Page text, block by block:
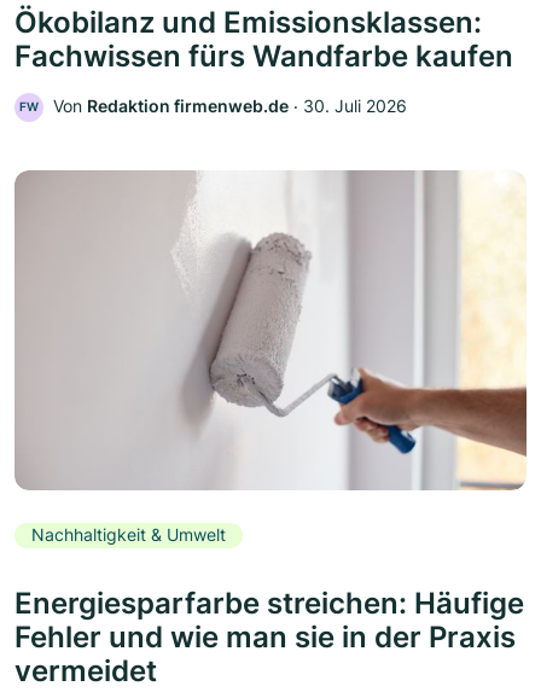
Ökobilanz und Emissionsklassen:
Fachwissen fürs Wandfarbe kaufen
FW Von Redaktion firmenweb.de ‧ 30. Juli 2026
Nachhaltigkeit & Umwelt
Energiesparfarbe streichen: Häufige
Fehler und wie man sie in der Praxis
vermeidet